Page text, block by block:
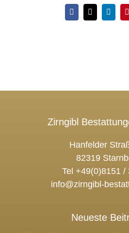
Facebook
X
Zirngibl
Hanfelder
82319
Tel +49(0)8151 /
info@zirngibl-
Neueste